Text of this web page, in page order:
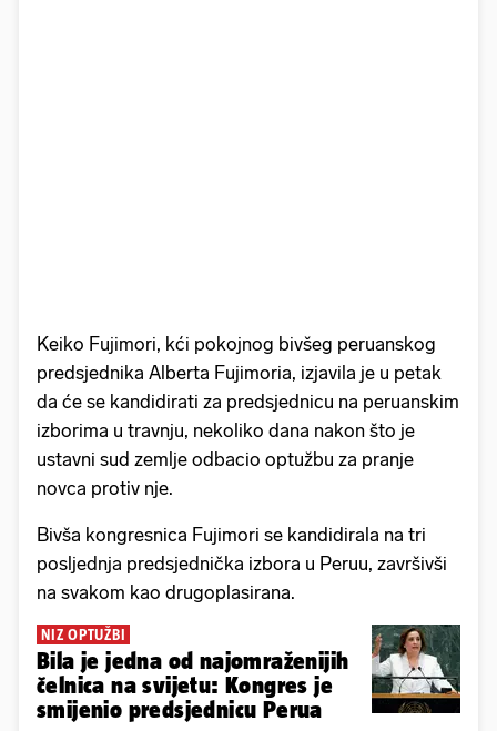
Keiko Fujimori, kći pokojnog bivšeg peruanskog
predsjednika Alberta Fujimoria, izjavila je u petak
da će se kandidirati za predsjednicu na peruanskim
izborima u travnju, nekoliko dana nakon što je
ustavni sud zemlje odbacio optužbu za pranje
novca protiv nje.
Bivša kongresnica Fujimori se kandidirala na tri
posljednja predsjednička izbora u Peruu, završivši
na svakom kao drugoplasirana.
NIZ OPTUŽBI
Bila je jedna od najomraženijih
čelnica na svijetu: Kongres je
smijenio predsjednicu Perua